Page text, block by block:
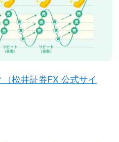
松井証券FX 公式サイ